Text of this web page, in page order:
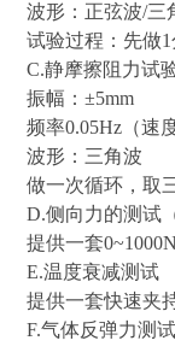
波形：正弦波/三
试验过程：先做
C.静摩擦阻力试
振幅：±5mm
频率0.05Hz（速
波形：三角波
做一次循环，取
D.侧向力的测试
提供一套
E.温度衰减测试
提供一套快速夹
F.气体反弹力测试